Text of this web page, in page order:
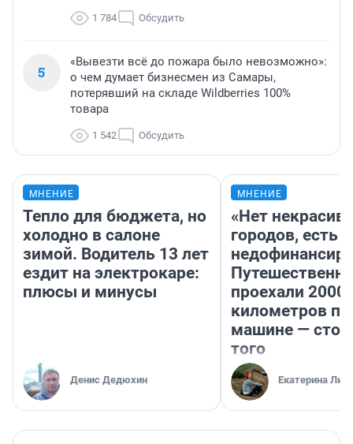
1 784 Обсудить
5
«Вывезти всё до пожара было невозможно»:
о чем думает бизнесмен из Самары,
потерявший на складе Wildberries 100%
товара
1 542 Обсудить
МНЕНИЕ
Тепло для бюджета, но
холодно в салоне
зимой. Водитель 13 лет
ездит на электрокаре:
плюсы и минусы
Денис Дедюхин
МНЕНИЕ
«Нет
городов, есть
проехали 2000
километров по
машине —
того
Екатерина